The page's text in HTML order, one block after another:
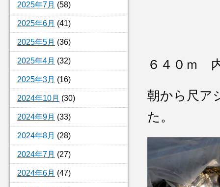
2025年7月 (58)
2025年6月 (41)
2025年5月 (36)
2025年4月 (32)
2025年3月 (16)
2024年10月 (30)
2024年9月 (33)
2024年8月 (28)
2024年7月 (27)
2024年6月 (47)
６４０ｍ
朝から尺ア
た。